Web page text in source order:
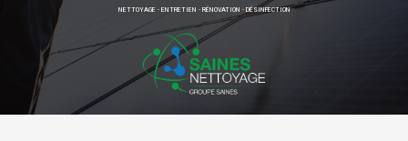
NETTOYAGE - ENTRETIEN - RÉNOVATION - DÉSINFECTION